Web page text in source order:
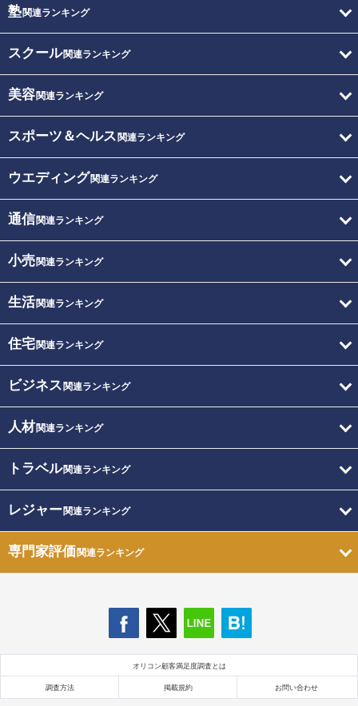
塾関連ランキング
スクール関連ランキング
美容関連ランキング
スポーツ＆ヘルス 関連ランキング
ウエディング関連ランキング
通信関連ランキング
小売関連ランキング
生活関連ランキング
住宅関連ランキング
ビジネス 関連ランキング
人材関連ランキング
トラベル関連ランキング
レジャー関連ランキング
専門家評価関連ランキング
オリコン顧客満足度調査とは
調査方法 掲載規約 お問い合わせ